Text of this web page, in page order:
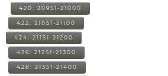
420: 20951-21000
422: 21051-21100
424: 21151-21200
426: 21251-21300
428: 21351-21400